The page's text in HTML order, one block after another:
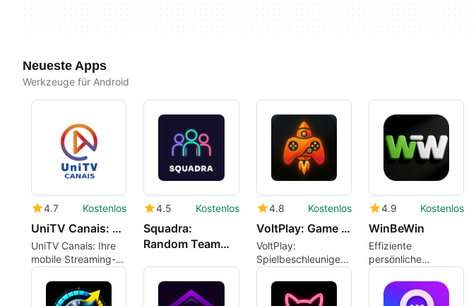
Neueste Apps
Werkzeuge für Android
4.7 Kostenlos
UniTV Canais: Streaming e TV
UniTV Canais: Ihre
mobile Streaming-
Lösung
4.5 Kostenlos
Squadra:
Random Team
4.8 Kostenlos
VoltPlay: Game Booster
VoltPlay:
Spielbeschleuniger
für Android,
fokussiert auf
Leistungssteuerung
4.9 Kostenlos
WinBeWin
Effiziente
persönliche
Organisations-App
für Android